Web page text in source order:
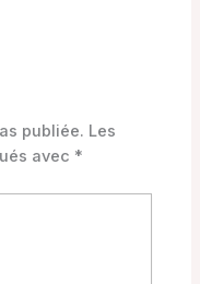
publiée. Les
avec *